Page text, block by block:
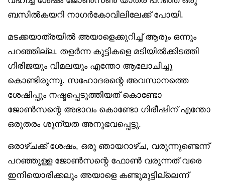
ബസിൽകയറി നാഗർകോവിലിലേക്ക് പോയി.
മടക്കയാത്രയിൽ അയാളെക്കുറിച്ച് ആരും ഒന്നും
പറഞ്ഞില്ല. തളർന്ന കുട്ടികളെ മടിയിൽക്കിടത്തി
ഗിരിജയും വിമലയും എന്തോ ആലോചിച്ചു
കൊണ്ടിരുന്നു. സഹോദരന്റെ അവസാനത്തെ
ശേഷിപ്പും നഷ്ടപ്പെടുത്തിയത് കൊണ്ടോ
ജോൺസന്റെ അഭാവം കൊണ്ടോ ഗിരീഷിന് എന്തോ
ഒരുതരം ശൂന്യത അനുഭവപ്പെട്ടു.
ഒരാഴ്ചക്ക് ശേഷം, ഒരു ഞായറാഴ്ച, വരുന്നുണ്ടെന്ന്
പറഞ്ഞുള്ള ജോൺസന്റെ ഫോൺ വരുന്നത് വരെ
ഇനിയൊരിക്കലും അയാളെ കണ്ടുമുട്ടില്ലെന്ന്